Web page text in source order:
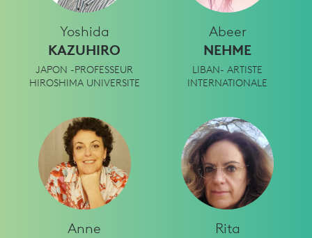
Yoshida
KAZUHIRO
JAPON -PROFESSEUR
HIROSHIMA UNIVERSITE
Abeer
NEHME
LIBAN- ARTISTE
INTERNATIONALE
Anne
Rita